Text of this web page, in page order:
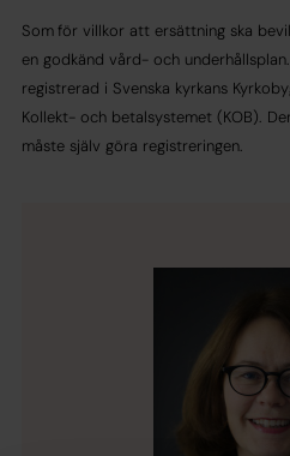
Somför villkor att ersättning ska
en godkänd vård- och
registrerad i Svenska kyrkans
Kollekt- och betalsystemet (KOB).
måste själv göra registreringen.